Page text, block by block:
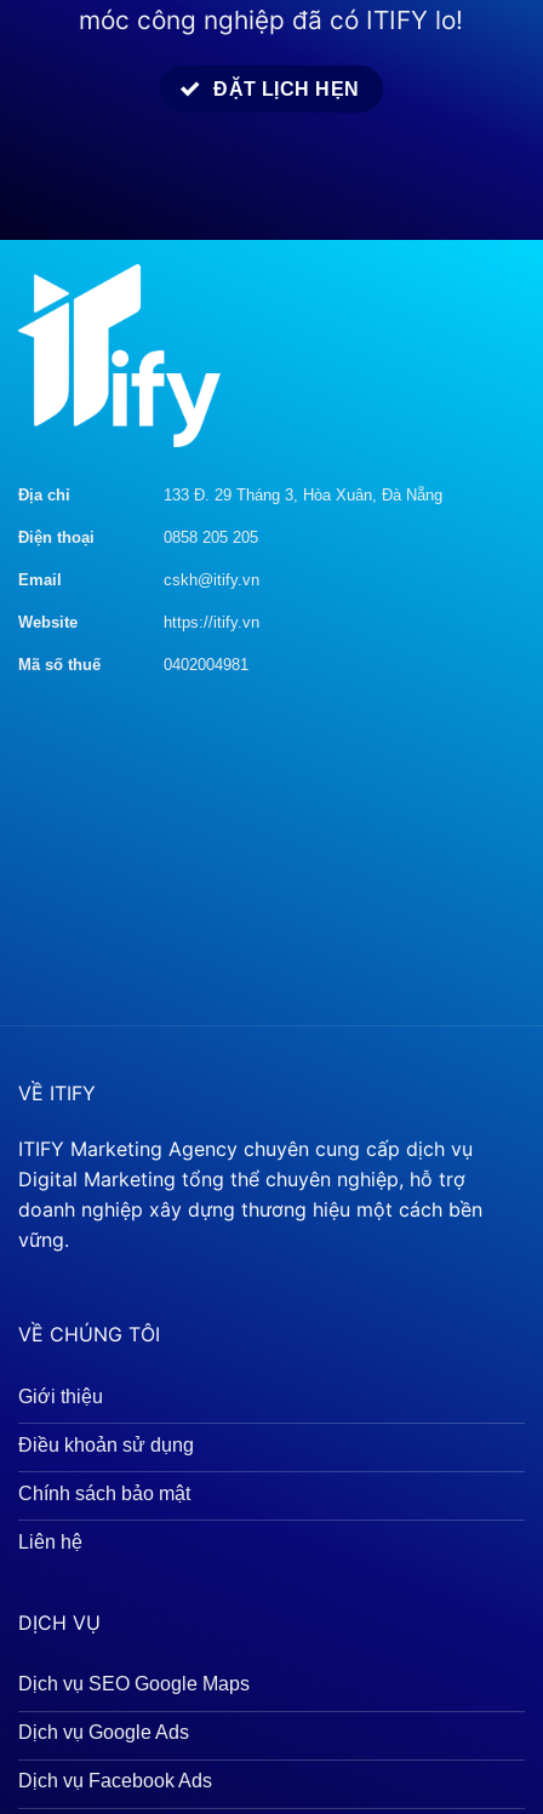
móc công nghiệp đã có ITIFY lo!
ĐẶT LỊCH HẸN
Địa chỉ 133 Đ. 29 Tháng 3, Hòa Xuân, Đà Nẵng
Điện thoại 0858 205 205
Email cskh@itify.vn
Website https://itify.vn
Mã số thuế 0402004981
VỀ ITIFY
ITIFY Marketing Agency chuyên cung cấp dịch vụ
Digital Marketing tổng thể chuyên nghiệp, hỗ trợ
doanh nghiệp xây dựng thương hiệu một cách bền
vững.
VỀ CHÚNG TÔI
Giới thiệu
Điều khoản sử dụng
Chính sách bảo mật
Liên hệ
DỊCH VỤ
Dịch vụ SEO Google Maps
Dịch vụ Google Ads
Dịch vụ Facebook Ads